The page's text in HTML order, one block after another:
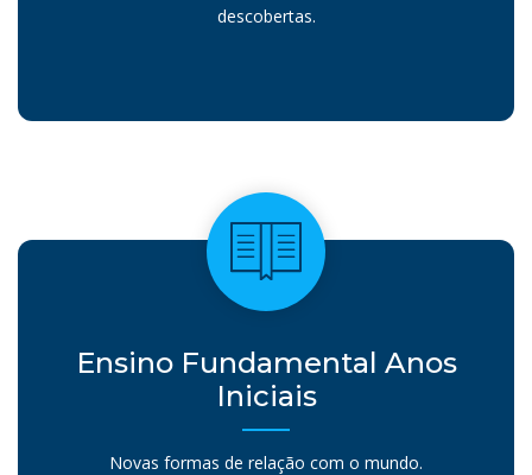
descobertas.
Ensino Fundamental Anos
Iniciais
Novas formas de relação com o mundo.